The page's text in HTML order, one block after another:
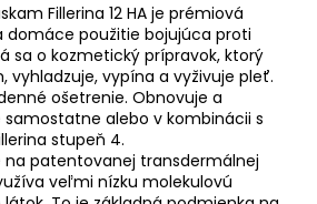
Fillerina 12 HA je prémiová
domáce použitie bojujúca proti
sa o kozmetický prípravok, ktorý
vyhladzuje, vypína a vyživuje pleť.
ošetrenie. Obnovuje a
samostatne alebo v kombinácii s
stupeň 4.
na patentovanej transdermálnej
veľmi nízku molekulovú